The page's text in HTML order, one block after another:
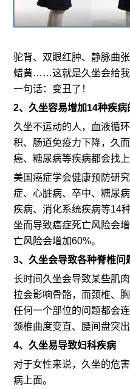
驼背、双眼红肿、静脉曲
蜡黄……这就是久坐会给我
一句话：变丑了！
2、久坐容易增加14种疾病
久坐不运动的人，血液循
积、肠道免疫力下降，久
癌、糖尿病等疾病都会找上
美国癌症学会健康预防研
症、心脏病、卒中、糖尿
疾病、消化系统疾病等14
坐而导致癌症死亡风险会
亡风险会增加60%。
3、久坐会导致各种脊椎问
长时间久坐会导致某些肌
拉会影响骨骼，而颈椎、
任何一个部位的问题都会
颈椎曲度变直、腰间盘突出
4、久坐易导致妇科疾病
对于女性来说，久坐的危
病上面。